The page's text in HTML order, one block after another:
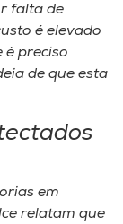
falta de
é elevado
é preciso
de que esta
em
relatam que